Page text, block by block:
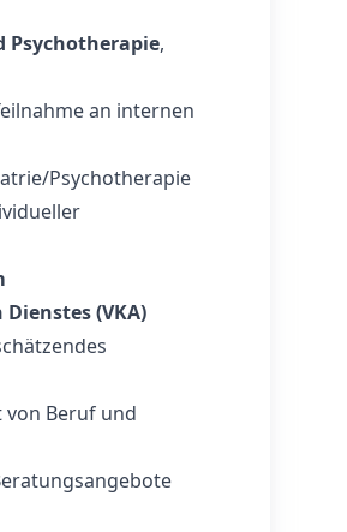
Psychotherapie,
an internen
Psychotherapie
(VKA)
Beruf und